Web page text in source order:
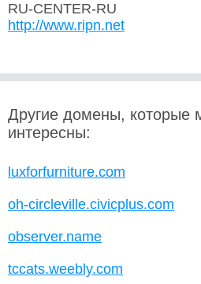
RU-CENTER-RU
http://www.ripn.net
Другие домены, которые
интересны:
luxforfurniture.com
oh-circleville.civicplus.com
observer.name
tccats.weebly.com